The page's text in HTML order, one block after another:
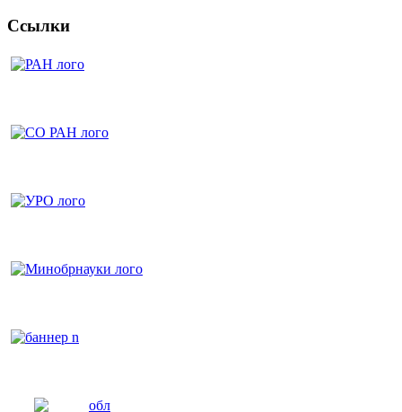
Ссылки